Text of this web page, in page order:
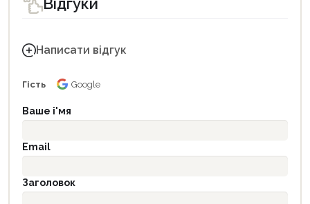
Написати відгук
Гість Google
Ваше і'мя
Email
Заголовок